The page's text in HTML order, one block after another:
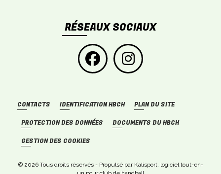
RÉSEAUX SOCIAUX
CONTACTS IDENTIFICATION HBCH PLAN DU SITE
PROTECTION DES DONNÉES DOCUMENTS DU HBCH
GESTION DES COOKIES
© 2026 Tous droits réservés - Propulsé par Kalisport, logiciel tout-en-